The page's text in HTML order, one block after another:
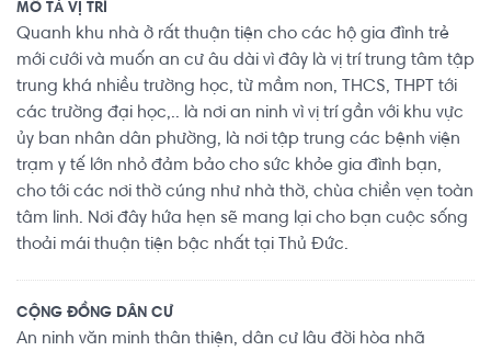
MÔ TẢ VỊ TRÍ
Quanh khu nhà ở rất thuận tiện cho các hộ gia đình trẻ
mới cưới và muốn an cư âu dài vì đây là vị trí trung tâm tập
trung khá nhiều trường học, từ mầm non, THCS, THPT tới
các trường đại học,.. là nơi an ninh vì vị trí gần với khu vực
ủy ban nhân dân phường, là nơi tập trung các bệnh viện
trạm y tế lớn nhỏ đảm bảo cho sức khỏe gia đình bạn,
cho tới các nơi thờ cúng như nhà thờ, chùa chiền vẹn toàn
tâm linh. Nơi đây hứa hẹn sẽ mang lại cho bạn cuộc sống
thoải mái thuận tiện bậc nhất tại Thủ Đức.
CỘNG ĐỒNG DÂN CƯ
An ninh văn minh thân thiện, dân cư lâu đời hòa nhã